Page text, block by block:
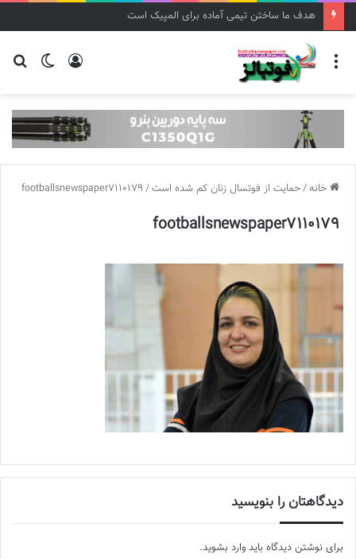
هدف ما ساختن تیمی آماده برای المپیک است
تغییر
ورود منو
خانه/حمایت از فوتسال زنان کم شده است/
footballsnewspaper7110179
footballsnewspaper7110179
دیدگاهتان را بنویسید
برای نوشتن دیدگاه باید وارد بشوید.